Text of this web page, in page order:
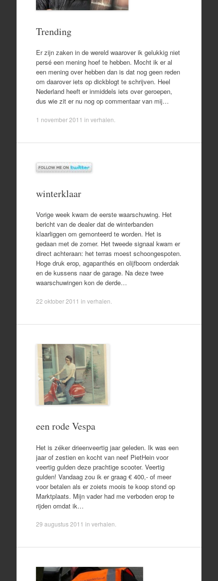
Trending
Er zijn zaken in de wereld waarover ik gelukkig niet
persé een mening hoef te hebben. Mocht ik er al
een mening over hebben dan is dat nog geen reden
om daarover iets op dickblogt te schrijven. Heel
Nederland heeft er inmiddels iets over geroepen,
dus wie zit er nu nog op commentaar van mij…
1 november 2011 in verhalen
winterklaar
Vorige week kwam de eerste waarschuwing. Het
bericht van de dealer dat de winterbanden
klaarliggen om gemonteerd te worden. Het is
gedaan met de zomer. Het tweede signaal kwam er
direct achteraan: het terras moest schoongespoten.
Hoge druk erop, agapanthés en olijfboom onderdak
en de kussens naar de garage. Na deze twee
waarschuwingen kon de derde…
22 oktober 2011 in verhalen
een rode Vespa
Het is zéker drieenveertig jaar geleden. Ik was een
jaar of zestien en kocht van neef PietHein voor
veertig gulden deze prachtige scooter. Veertig
gulden! Vandaag zou ik er graag € 400,- of meer
voor betalen als er zoiets moois te koop stond op
Marktplaats. Mijn vader had me verboden erop te
rijden omdat ik…
29 augustus 2011 in verhalen.